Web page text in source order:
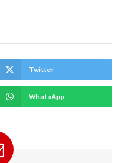
Twitter
WhatsApp